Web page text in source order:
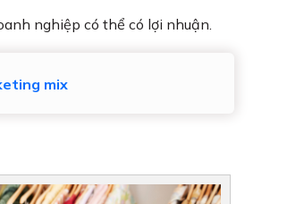
nghiệp có thể có lợi nhuận.
mix